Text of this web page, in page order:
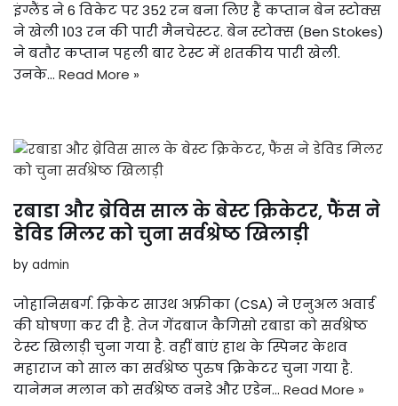
इंग्लैंड ने 6 विकेट पर 352 रन बना लिए हैं कप्तान बेन स्टोक्स
ने खेली 103 रन की पारी मैनचेस्टर. बेन स्टोक्स (Ben Stokes)
ने बतौर कप्तान पहली बार टेस्ट में शतकीय पारी खेली.
उनके… Read More »
रबाडा और ब्रेविस साल के बेस्ट क्रिकेटर, फैंस ने
डेविड मिलर को चुना सर्वश्रेष्ठ खिलाड़ी
by admin
जोहानिसबर्ग. क्रिकेट साउथ अफ्रीका (CSA) ने एनुअल अवार्ड
की घोषणा कर दी है. तेज गेंदबाज कैगिसो रबाडा को सर्वश्रेष्ठ
टेस्ट खिलाड़ी चुना गया है. वहीं बाएं हाथ के स्पिनर केशव
महाराज को साल का सर्वश्रेष्ठ पुरुष क्रिकेटर चुना गया है.
यानेमन मलान को सर्वश्रेष्ठ वनडे और एडेन… Read More »